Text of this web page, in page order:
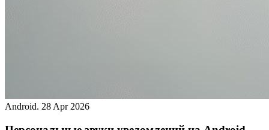
Android. 28 Apr 2026